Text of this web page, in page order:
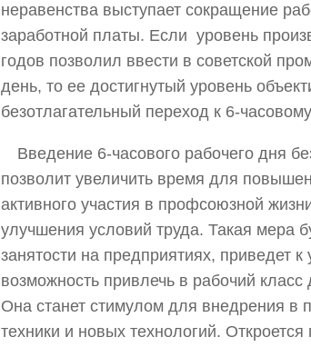
неравенства выступает сокращение
заработной платы. Если уровень
годов позволил ввести в советской
день, то ее достигнутый уровень
безотлагательный переход к 6-
Введение 6-часового рабочего дня
позволит увеличить время для
активного участия в профсоюзной
улучшения условий труда. Такая мера
занятости на предприятиях, приведет
возможность привлечь в рабочий
Она станет стимулом для внедрения в
техники и новых технологий.